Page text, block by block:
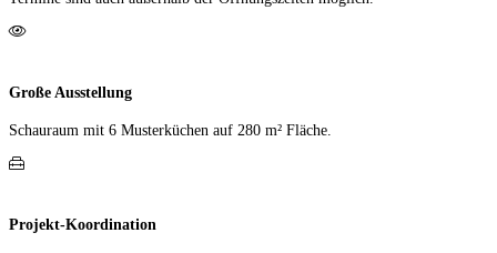
Große Ausstellung
Schauraum mit 6 Muster­küchen auf 280 m² Fläche.
Projekt-Koordination